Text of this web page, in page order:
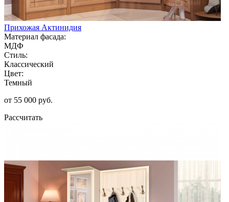
Прихожая Актинидия
Материал фасада:
МДФ
Стиль:
Классический
Цвет:
Темный
от 55 000 руб.
Рассчитать